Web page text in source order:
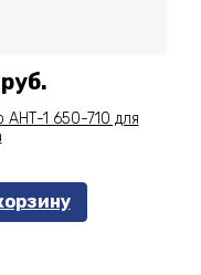
АНТ-1 650-710 для